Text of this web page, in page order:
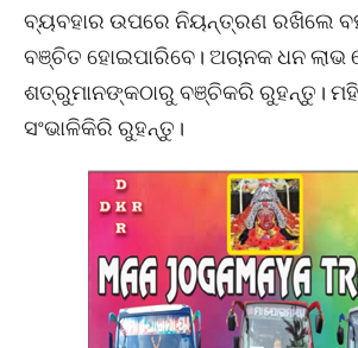
ବ୍ୟବହାର ଉପରେ ନିୟନ୍ତ୍ରଣ ରଖିଲେ
ବଞ୍ଚିତ ହୋଇପାରିବେ। ଅଚାନକ ଧନ ଲାଭ
ଶତ୍ରୁମାନଙ୍କଠାରୁ ବଞ୍ଚିକରି ରୁହନ୍ତୁ।
ସଂଭାଳିକିରି ରୁହନ୍ତୁ।